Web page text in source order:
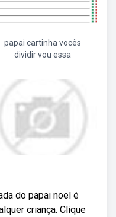
papai cartinha vocês
dividir vou essa
do papai noel é
criança. Clique